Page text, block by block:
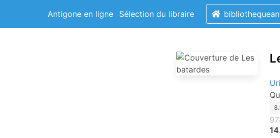
Antigone en ligne Sélection du libraire